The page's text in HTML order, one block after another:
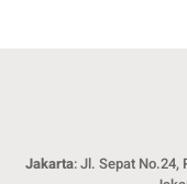
Jakarta: Jl. Sepat No.24,